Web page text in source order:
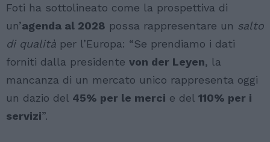
Foti ha sottolineato come la prospettiva di
un’agenda al 2028 possa rappresentare un salto
di qualità per l’Europa: “Se prendiamo i dati
forniti dalla presidente von der Leyen, la
mancanza di un mercato unico rappresenta oggi
un dazio del 45% per le merci e del 110% per i
servizi”.